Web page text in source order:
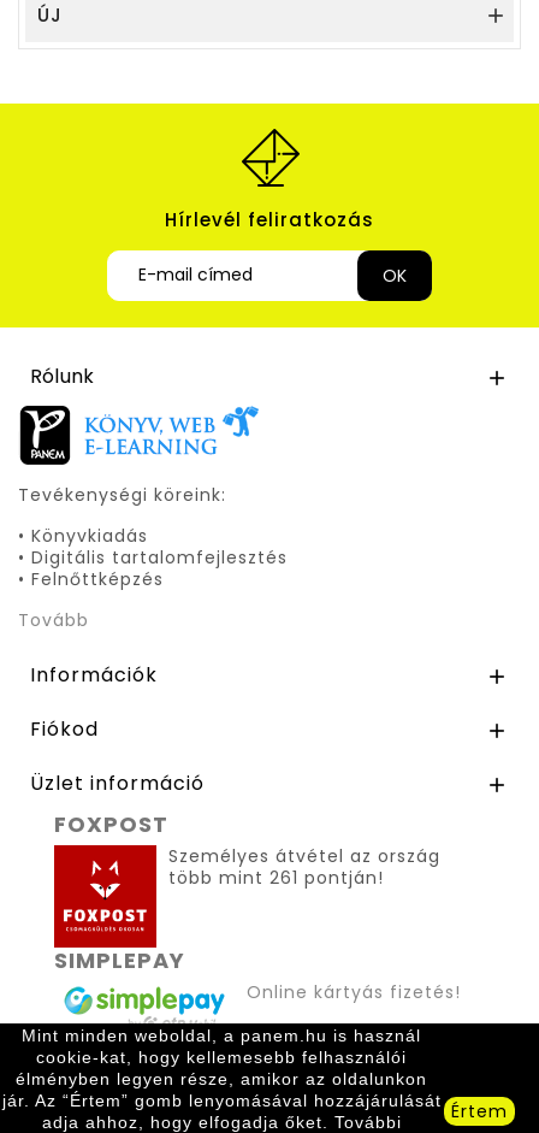
ÚJ 
Hírlevél feliratkozás
Rólunk 
Tevékenységi köreink:
• Könyvkiadás
• Digitális tartalomfejlesztés
• Felnőttképzés
Tovább
Információk 
Fiókod 
Üzlet információ 
FOXPOST
Személyes átvétel az ország
több mint 261 pontján!
SIMPLEPAY
Online kártyás fizetés!
Mint minden weboldal, a panem.hu is használ
cookie-kat, hogy kellemesebb felhasználói
élményben legyen része, amikor az oldalunkon
jár. Az “Értem” gomb lenyomásával hozzájárulását
adja ahhoz, hogy elfogadja őket. További
Értem